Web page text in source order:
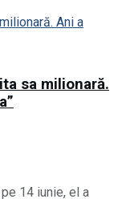
sa milionară.
14 iunie, el a